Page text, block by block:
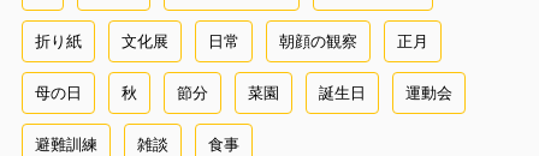
折り紙 文化展 日常 朝顔の観察 正月
母の日 秋 節分 菜園 誕生日 運動会
避難訓練 雑談 食事